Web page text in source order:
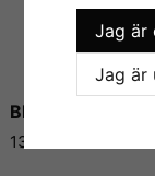
Bloodlust -
139 kr
gör någon
Jag är
Jag är